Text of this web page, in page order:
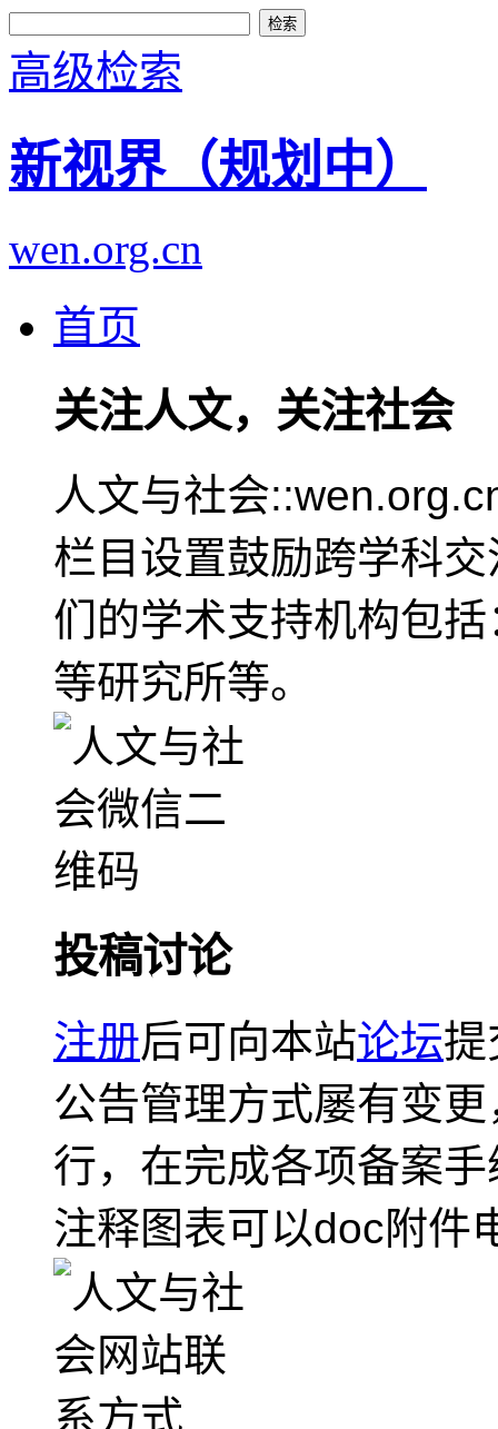
高级检索
新视界（规划中）
wen.org.cn
首页
关注人文，关注社会
人文与社会
栏目设置鼓励跨学科
们的学术支持机构包
等研究所等。
投稿讨论
注册后可向本站论坛提
公告管理方式屡有变
行，在完成各项备案
注释图表可以doc附件